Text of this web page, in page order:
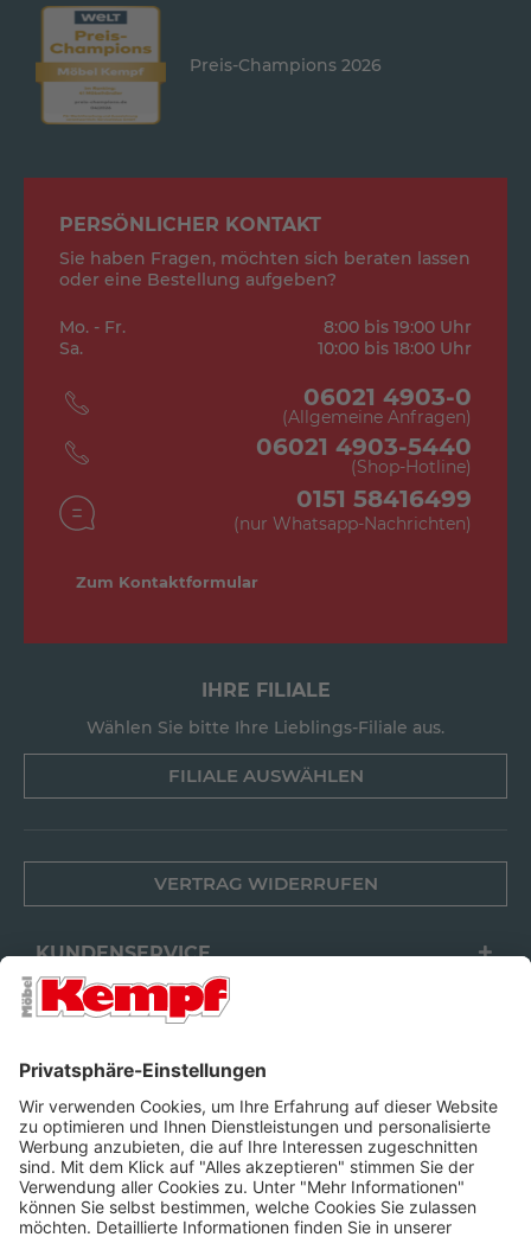
Preis-Champions 2026
PERSÖNLICHER KONTAKT
Sie haben Fragen, möchten sich beraten lassen
oder eine Bestellung aufgeben?
Mo. - Fr.
8:00 bis 19:00 Uhr
Sa.
10:00 bis 18:00 Uhr
06021 4903-0
(Allgemeine Anfragen)
06021 4903-5440
(Shop-Hotline)
0151 58416499
(nur Whatsapp-Nachrichten)
Zum Kontaktformular
IHRE FILIALE
Wählen Sie bitte Ihre Lieblings-Filiale aus.
FILIALE AUSWÄHLEN
VERTRAG WIDERRUFEN
KUNDENSERVICE
FILIALEN
FOLGEN SIE UNS